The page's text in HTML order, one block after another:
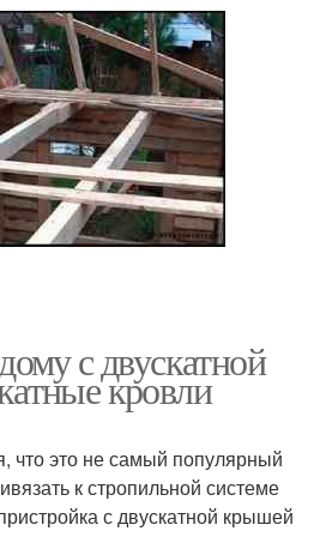
с двускатной
кровли
что это не самый популярный
к стропильной системе
с двускатной крышей